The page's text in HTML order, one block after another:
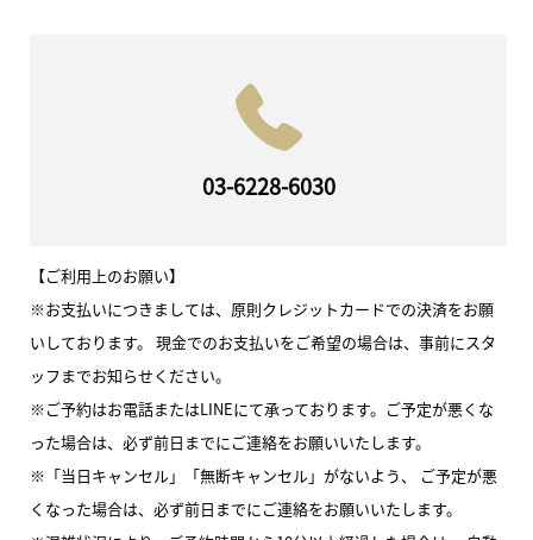
03-6228-6030
【ご利用上のお願い】
※お支払いにつきましては、原則クレジットカードでの決済をお願
いしております。 現金でのお支払いをご希望の場合は、事前にスタ
ッフまでお知らせください。
※ご予約はお電話またはLINEにて承っております。ご予定が悪くな
った場合は、必ず前日までにご連絡をお願いいたします。
※「当日キャンセル」「無断キャンセル」がないよう、 ご予定が悪
くなった場合は、必ず前日までにご連絡をお願いいたします。